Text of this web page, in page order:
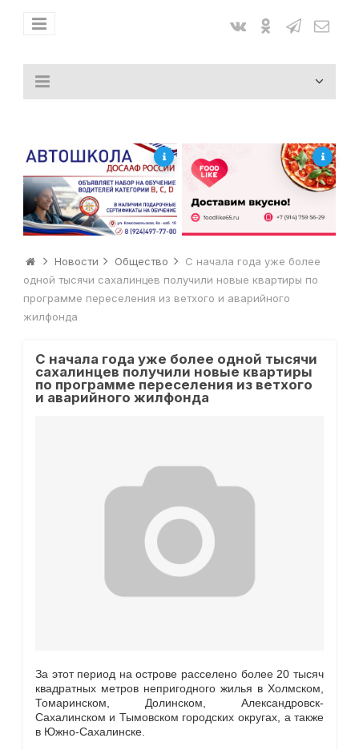
Новости Общество
С начала года уже более
одной тысячи сахалинцев получили новые квартиры по
программе переселения из ветхого и аварийного
жилфонда
С начала года уже более одной тысячи
сахалинцев получили новые квартиры
по программе переселения из ветхого
и аварийного жилфонда
За этот период на острове расселено более 20 тысяч
квадратных метров непригодного жилья в Холмском,
Томаринском, Долинском, Александровск-
Сахалинском и Тымовском городских округах, а также
в Южно-Сахалинске.